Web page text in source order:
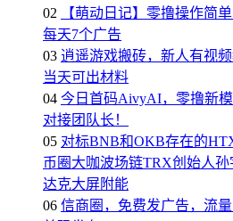
02
【萌动日记】零撸操作简
每天7个广告
03 逍遥游戏搬砖，新人有视
当天可出材料
04 今日首码AivyAI，零撸新
对接团队长！
05 对标BNB和OKB存在的
币圈大咖波场链TRX创始人
达克大屏附能
06 信商圈，免费发广告，流